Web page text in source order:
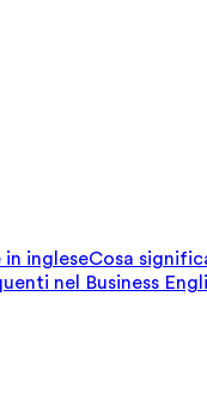
ingleseCosa
nel Business